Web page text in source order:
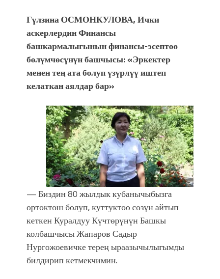
Гүлзина ОСМОНКУЛОВА, Ички
аскерлердин Финансы
башкармалыгынын финансы-эсептөө
бөлүмчөсүнүн башчысы: «Эркектер
менен тең ата болуп үзүрлүү иштеп
келаткан аялдар бар»
— Биздин 80 жылдык кубанычыбызга
ортоктош болуп, куттуктоо сөзүн айтып
кеткен Куралдуу Күчтөрүнүн Башкы
колбашчысы Жапаров Садыр
Нургожоевичке терең ыраазычылыгымды
билдирип кетмекчимин.